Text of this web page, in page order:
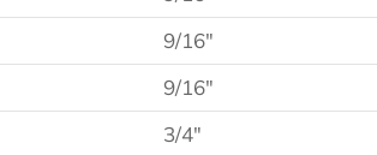
9/16″
9/16″
3/4″